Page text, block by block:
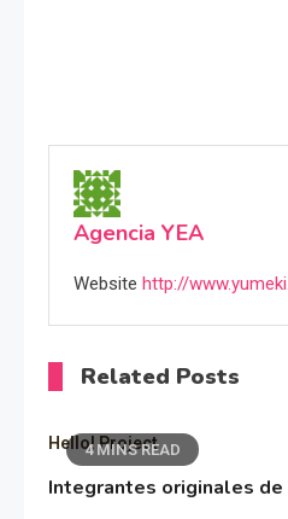
Agencia YEA
Website http://
Related Posts
4 MINS READ
Hello! Project
Integrantes originales de